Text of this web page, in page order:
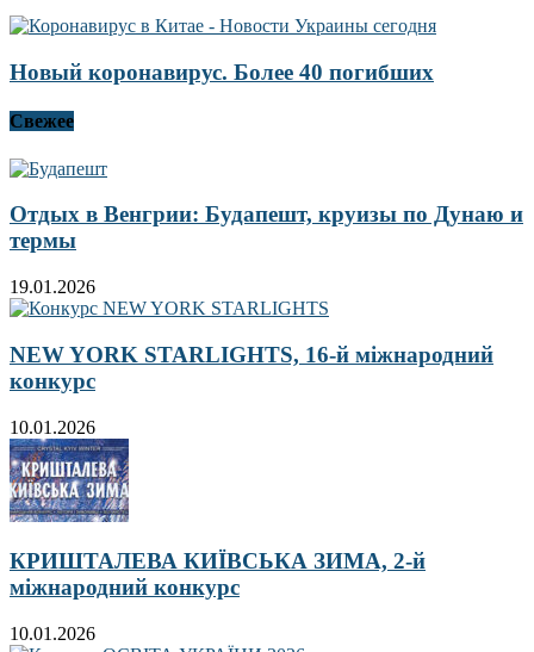
Новый коронавирус. Более 40 погибших
Свежее
Отдых в Венгрии: Будапешт, круизы по Дунаю и
термы
19.01.2026
NEW YORK STARLIGHTS, 16-й міжнародний
конкурс
10.01.2026
КРИШТАЛЕВА КИЇВСЬКА ЗИМА, 2-й
міжнародний конкурс
10.01.2026